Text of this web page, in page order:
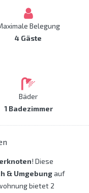
Belegung
4 Gäste
Bäder
1 Badezimmer
! Diese
& Umgebungauf
bietet 2